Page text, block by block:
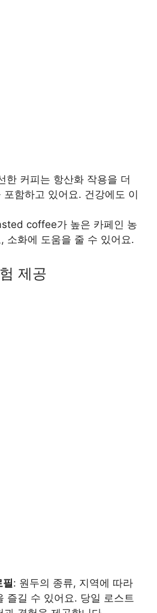
한 커피는 항산화 작용을 더
포함하고 있어요. 건강에도 이
coffee가 높은 카페인 농
소화에 도움을 줄 수 있어요.
제공
필: 원두의 종류, 지역에 따라
즐길 수 있어요. 당일 로스트